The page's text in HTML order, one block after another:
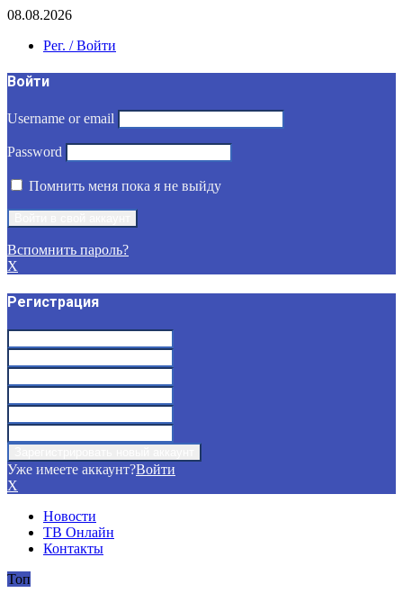
08.08.2026
Рег. / Войти
Войти
Username or email
Password
Помнить меня пока я не выйду
Вспомнить пароль?
X
Регистрация
Уже имеете аккаунт?Войти
X
Новости
ТВ Онлайн
Контакты
Топ